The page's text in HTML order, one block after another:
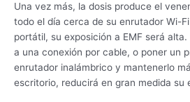
Una vez más, la dosis produce el
todo el día cerca de su enrutador Wi-
portátil, su exposición a EMF será
a una conexión por cable, o poner un
enrutador inalámbrico y mantenerlo
escritorio, reducirá en gran medida su